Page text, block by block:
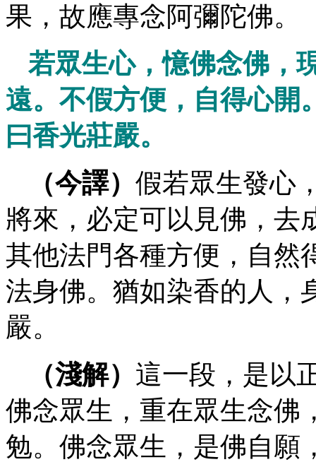
果，故應專念阿彌陀佛。
若眾生心，憶佛念佛，
遠。不假方便，自得心開
曰香光莊嚴。
（今譯） 假若眾生發心
將來，必定可以見佛，去
其他法門各種方便，自然
法身佛。猶如染香的人，
嚴。
（淺解） 這一段，是以
佛念眾生，重在眾生念佛
勉。佛念眾生，是佛自願